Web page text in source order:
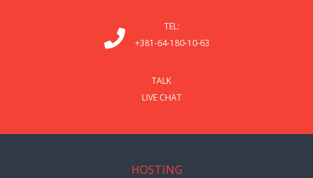
TEL:
+381-64-180-10-63
TALK
LIVE CHAT
HOSTING